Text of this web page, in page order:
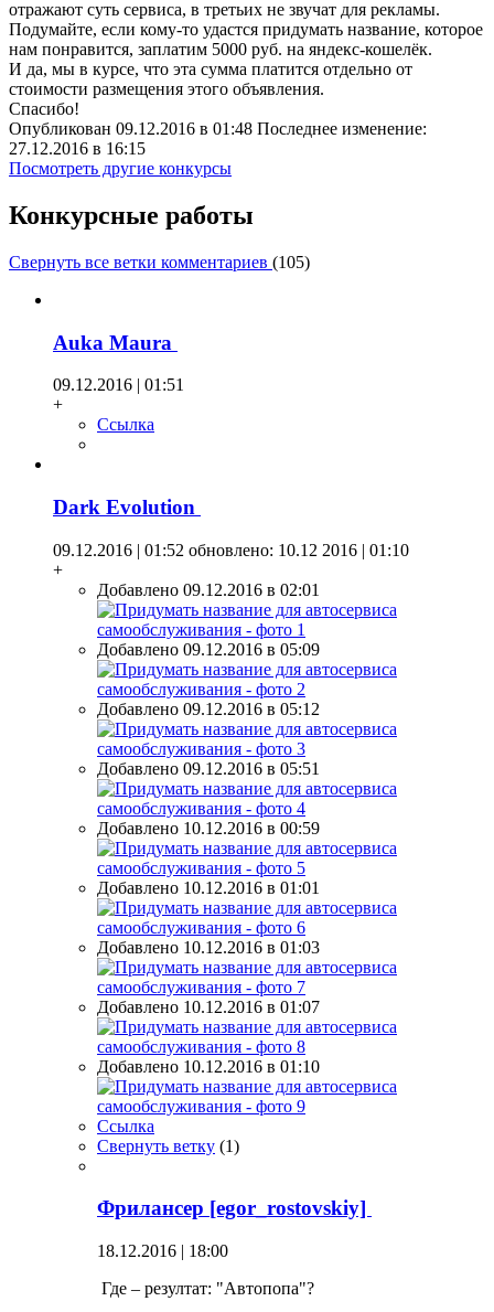
отражают суть сервиса, в третьих не звучат для рекламы.
Подумайте, если кому-то удастся придумать название, которое
нам понравится, заплатим 5000 руб. на яндекс-кошелёк.
И да, мы в курсе, что эта сумма платится отдельно от
стоимости размещения этого объявления.
Спасибо!
Опубликован 09.12.2016 в 01:48 Последнее изменение:
27.12.2016 в 16:15
Посмотреть другие конкурсы
Конкурсные работы
Свернуть все ветки комментариев (105)
Auka Maura
09.12.2016 | 01:51
+
Ссылка
Dark Evolution
09.12.2016 | 01:52 обновлено: 10.12 2016 | 01:10
+
Добавлено 09.12.2016 в 02:01
Добавлено 09.12.2016 в 05:09
Добавлено 09.12.2016 в 05:12
Добавлено 09.12.2016 в 05:51
Добавлено 10.12.2016 в 00:59
Добавлено 10.12.2016 в 01:01
Добавлено 10.12.2016 в 01:03
Добавлено 10.12.2016 в 01:07
Добавлено 10.12.2016 в 01:10
Ссылка
Свернуть ветку (1)
Фрилансер [egor_rostovskiy]
18.12.2016 | 18:00
Где – резултат: "Автопопа"?